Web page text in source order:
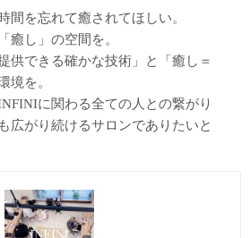
間を忘れて癒されてほしい。
癒し」の空間を。
供できる確かな技術」と「癒し＝
境を。
に関わる全ての人との繋がり
広がり続けるサロンでありたいと